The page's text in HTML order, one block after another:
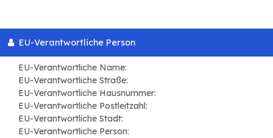
EU-Verantwortliche Person
EU-Verantwortliche Name:
EU-Verantwortliche Straße:
EU-Verantwortliche Hausnummer:
EU-Verantwortliche Postleitzahl:
EU-Verantwortliche Stadt:
EU-Verantwortliche Person: